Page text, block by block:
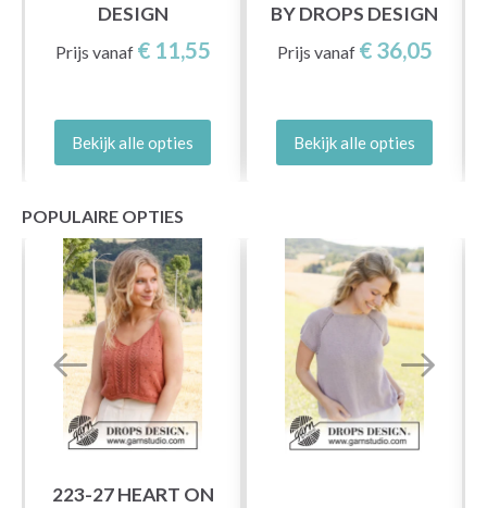
DESIGN
Prijs vanaf € 11,55
Bekijk alle opties
BY DROPS DESIGN
Prijs vanaf € 36,05
Bekijk alle opties
POPULAIRE OPTIES
223-27 HEART ON